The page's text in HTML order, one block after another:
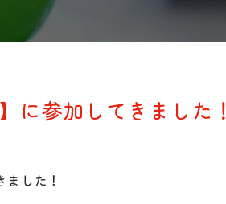
に参加してきました！
した！